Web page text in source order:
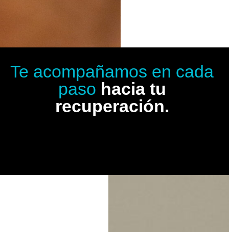
Te acompañamos en cada
paso hacia tu
recuperación.